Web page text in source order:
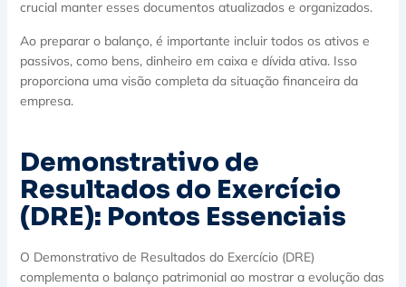
crucial manter esses documentos atualizados e organizados.
Ao preparar o balanço, é importante incluir todos os ativos e
passivos, como bens, dinheiro em caixa e dívida ativa. Isso
proporciona uma visão completa da situação financeira da
empresa.
Demonstrativo de
Resultados do Exercício
(DRE): Pontos Essenciais
O Demonstrativo de Resultados do Exercício (DRE)
complementa o balanço patrimonial ao mostrar a evolução das